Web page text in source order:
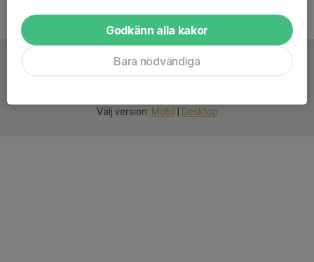
Välj version: Mobil Desktop
Godkänn alla kakor
Bara nödvändiga